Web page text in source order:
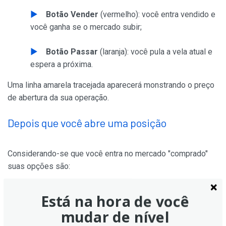
Botão Vender (vermelho): você entra vendido e
você ganha se o mercado subir;
Botão Passar (laranja): você pula a vela atual e
espera a próxima.
Uma linha amarela tracejada aparecerá monstrando o preço
de abertura da sua operação.
Depois que você abre uma posição
Considerando-se que você entra no mercado "comprado"
suas opções são:
você matêm sua operação aberta até o final da
próxima vela;
Está na hora de você
mudar de nível